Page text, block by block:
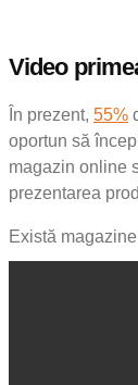
Video
În prezent, 55%
oportun să
magazin online
prezentarea
Există